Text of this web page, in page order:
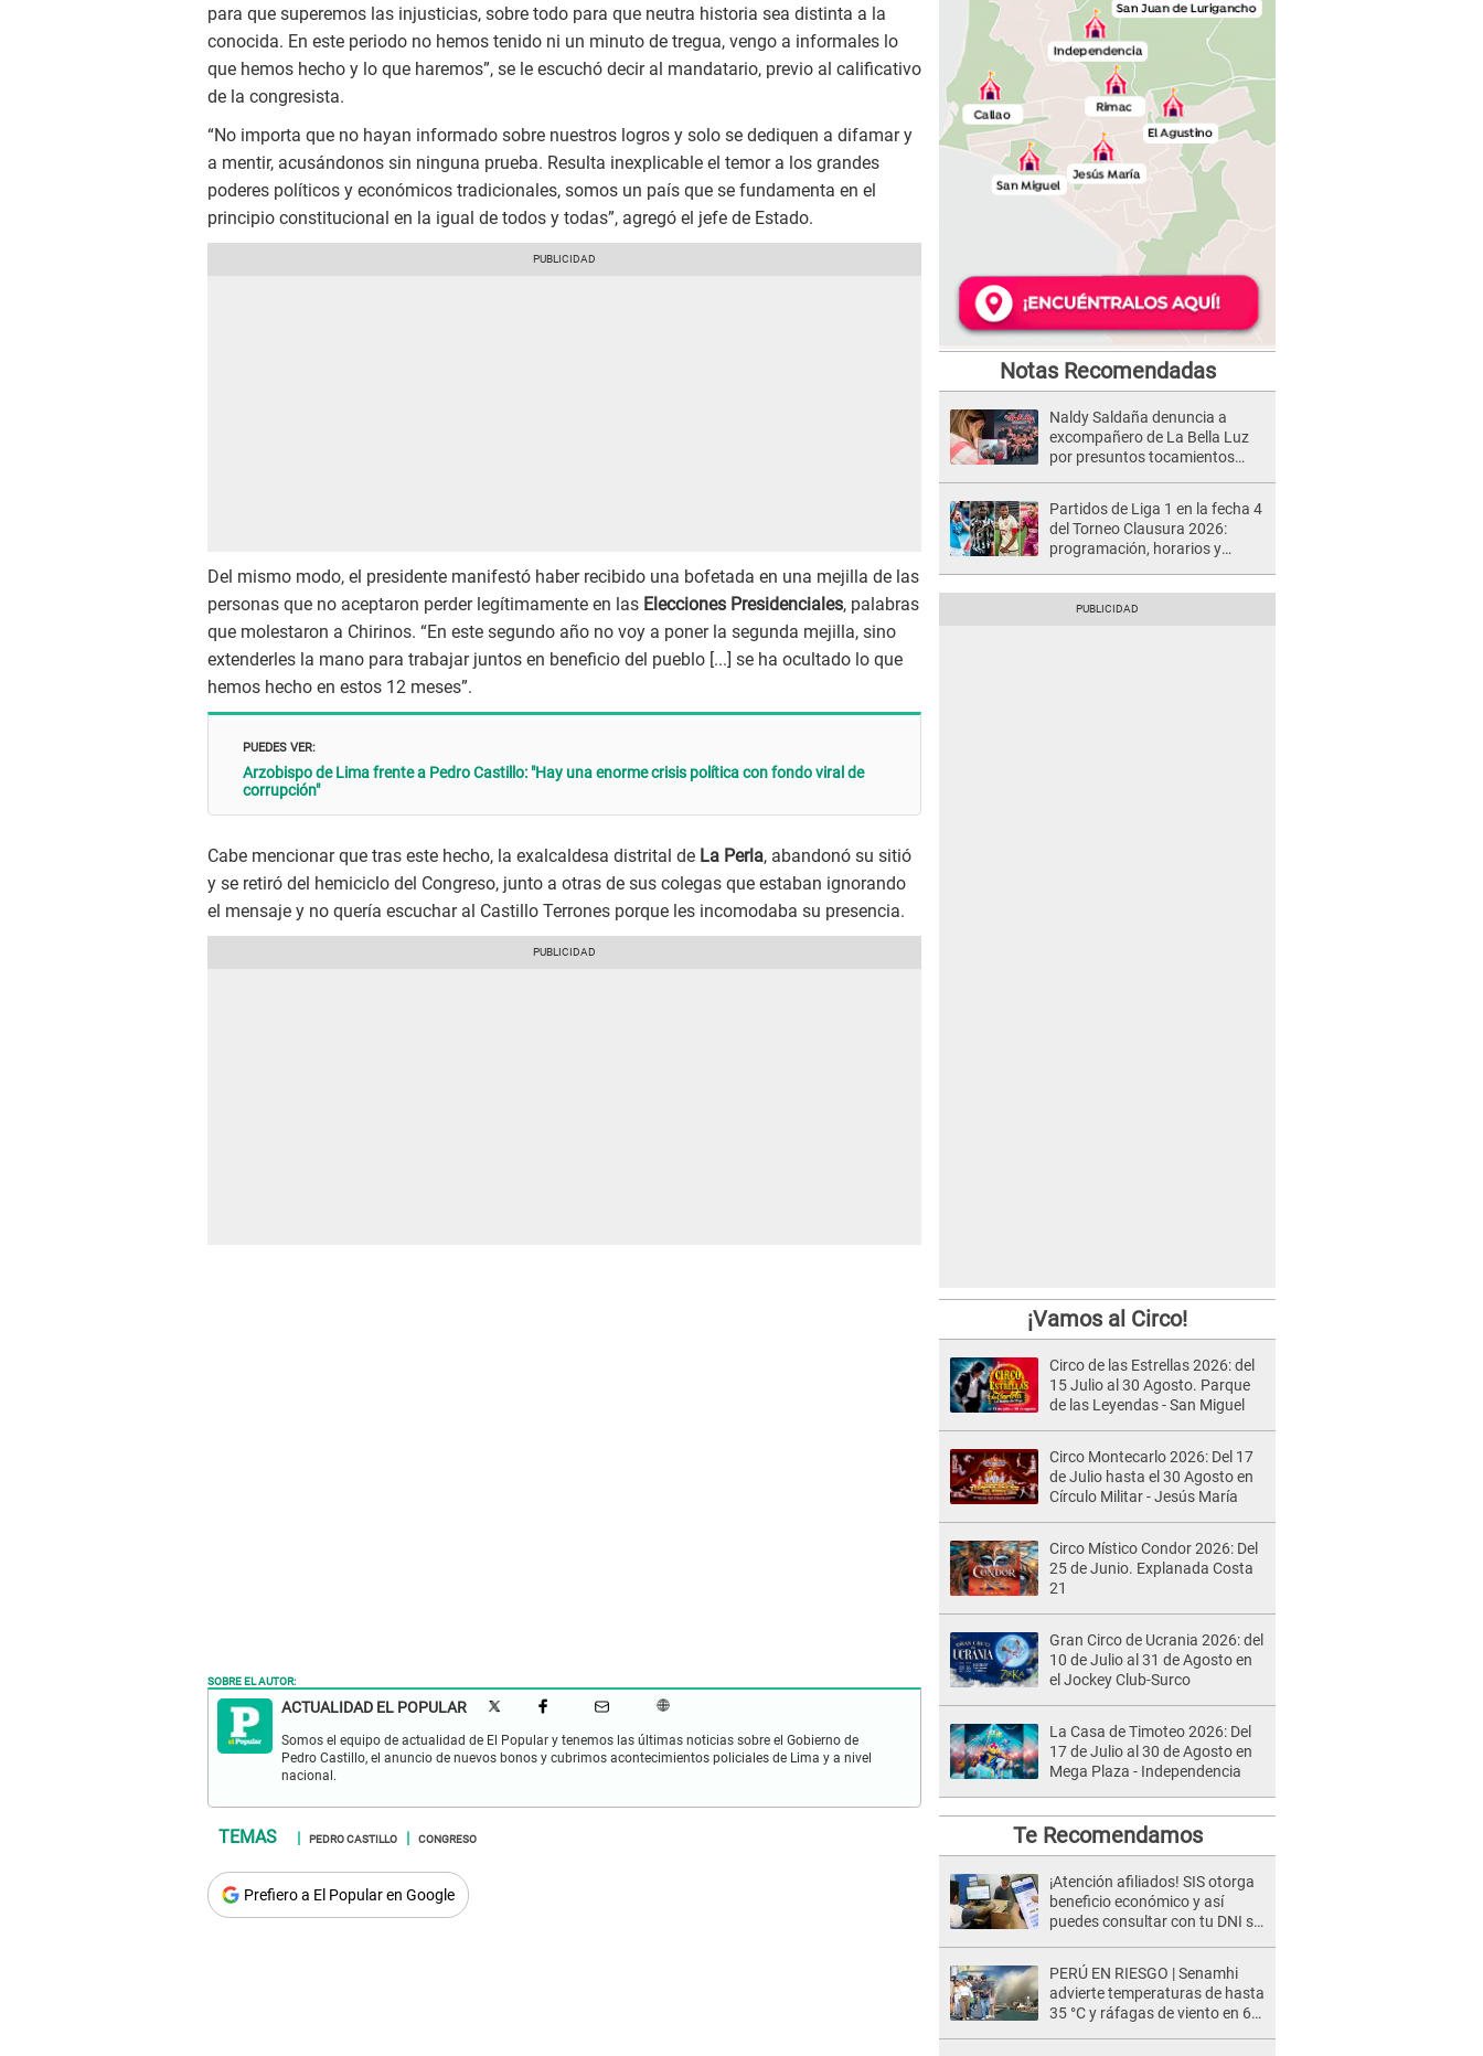
para que superemos las injusticias, sobre todo para que neutra historia sea distinta a la
conocida. En este periodo no hemos tenido ni un minuto de tregua, vengo a informales lo
que hemos hecho y lo que haremos”, se le escuchó decir al mandatario, previo al calificativo
de la congresista.
“No importa que no hayan informado sobre nuestros logros y solo se dediquen a difamar y
a mentir, acusándonos sin ninguna prueba. Resulta inexplicable el temor a los grandes
poderes políticos y económicos tradicionales, somos un país que se fundamenta en el
principio constitucional en la igual de todos y todas”, agregó el jefe de Estado.
Del mismo modo, el presidente manifestó haber recibido una bofetada en una mejilla de las
personas que no aceptaron perder legítimamente en las Elecciones Presidenciales, palabras
que molestaron a Chirinos. “En este segundo año no voy a poner la segunda mejilla, sino
extenderles la mano para trabajar juntos en beneficio del pueblo [...] se ha ocultado lo que
hemos hecho en estos 12 meses”.
PUEDES VER:
Arzobispo de Lima frente a Pedro Castillo: "Hay una enorme crisis política con fondo viral de
corrupción"
Cabe mencionar que tras este hecho, la exalcaldesa distrital de La Perla, abandonó su sitió
y se retiró del hemiciclo del Congreso, junto a otras de sus colegas que estaban ignorando
el mensaje y no quería escuchar al Castillo Terrones porque les incomodaba su presencia.
SOBRE EL AUTOR:
ACTUALIDAD EL POPULAR
Somos el equipo de actualidad de El Popular y tenemos las últimas noticias sobre el Gobierno de
Pedro Castillo, el anuncio de nuevos bonos y cubrimos acontecimientos policiales de Lima y a nivel
nacional.
PEDRO CASTILLO CONGRESO
Prefiero a El Popular en Google
Notas Recomendadas
Naldy Saldaña denuncia a
excompañero de La Bella Luz
por presuntos tocamientos
Partidos de Liga 1 en la fecha 4
del Torneo Clausura 2026:
programación, horarios y
¡Vamos al Circo!
Circo de las Estrellas 2026: del
15 Julio al 30 Agosto. Parque
de las Leyendas - San Miguel
Circo Montecarlo 2026: Del 17
de Julio hasta el 30 Agosto en
Círculo Militar - Jesús María
Circo Místico Condor 2026: Del
25 de Junio. Explanada Costa
21
Gran Circo de Ucrania 2026: del
10 de Julio al 31 de Agosto en
el Jockey Club-Surco
La Casa de Timoteo 2026: Del
17 de Julio al 30 de Agosto en
Mega Plaza - Independencia
Te Recomendamos
¡Atención afiliados! SIS otorga
beneficio económico y así
puedes consultar con tu DNI si
PERÚ EN RIESGO | Senamhi
advierte temperaturas de hasta
35 °C y ráfagas de viento en 6